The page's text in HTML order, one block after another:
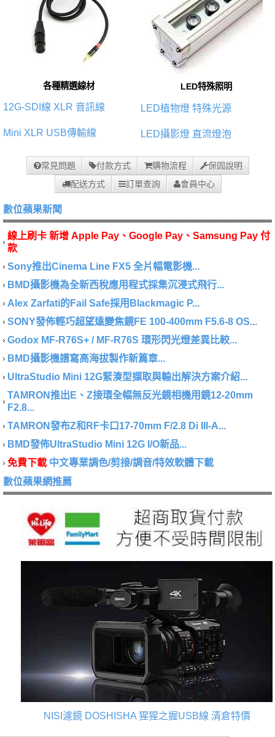
各種精選線材
12G-SDI線 XLR 音訊線
Mini XLR USB傳輸線
LED特殊照明
LED植物燈 特殊光源
LED攝影燈 直流燈泡
常見問題 付款方式 購物流程
保固說明
配送方式
訂單查詢 會員中心
數位蘋果新聞
線上刷卡 新增 Apple Pay、Google Pay、Samsung Pay 付
款
Sony推出Cinema Line FX5 全片幅電影機...
BMD攝影機為全新西稅應用程式採集沉浸式飛行...
Alex Zarfati的Fail Safe採用Blackmagic P...
SONY發佈輕巧超望遠變焦鏡FE 100-400mm F5.6-8 OS...
Godox MF-R76S+ / MF-R76S 環形閃光燈差異比較...
BMD攝影機譜寫高海拔製作新篇章...
UltraStudio Mini 12G緊湊型擷取與輸出解決方案介紹...
TAMRON推出E、Z接環全幅無反光鏡相機用鏡12-20mm
F2.8...
TAMRON發布Z和RF卡口17-70mm F/2.8 Di III-A...
BMD發佈UltraStudio Mini 12G I/O新品...
免費下載 中文專業調色/剪接/調音/特效軟體下載
數位蘋果網推薦
NISI濾鏡 DOSHISHA 猩猩之握USB線 清倉特價